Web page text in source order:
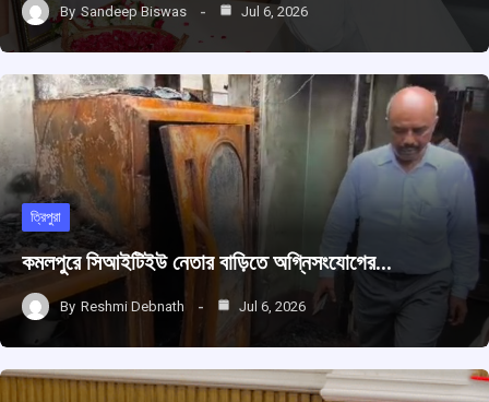
By Sandeep Biswas Jul 6, 2026
ত্রিপুরা
কমলপুরে সিআইটিইউ নেতার বাড়িতে অগ্নিসংযোগের…
By Reshmi Debnath Jul 6, 2026